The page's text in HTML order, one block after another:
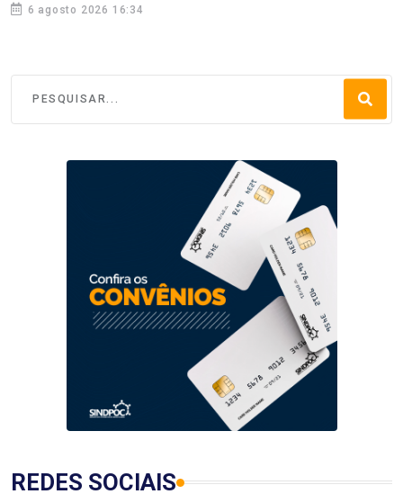
6 agosto 2026 16:34
REDES SOCIAIS